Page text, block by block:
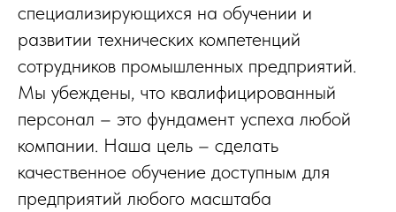
специализирующихся на обучении и
развитии технических компетенций
сотрудников промышленных предприятий.
Мы убеждены, что квалифицированный
персонал – это фундамент успеха любой
компании. Наша цель – сделать
качественное обучение доступным для
предприятий любого масштаба